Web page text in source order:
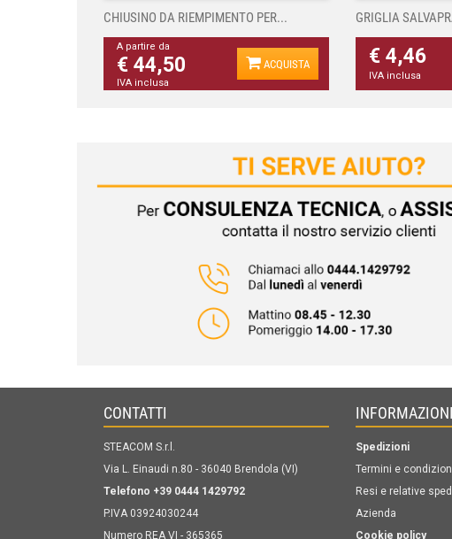
CHIUSINO DA RIEMPIMENTO PER...
A partire da
€ 44,50
IVA inclusa
ACQUISTA
GRIGLIA
€ 4,46
IVA inclusa
CONTATTI
STEACOM S.r.l.
Via L. Einaudi n.80 - 36040 Brendola (VI)
Telefono +39 0444 1429792
P.IVA 03924030244
Numero REA VI - 365365
INFORMAZIONI
Spedizioni
Termini e
Resi e relative
Azienda
Cookie policy